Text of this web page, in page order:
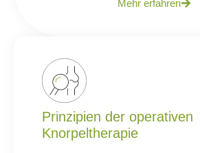
Mehr erfahren
Prinzipien der operativen
Knorpeltherapie